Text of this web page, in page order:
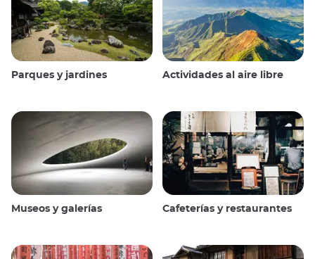
Parques y jardines Actividades al aire libre
Museos y galerías Cafeterías y restaurantes